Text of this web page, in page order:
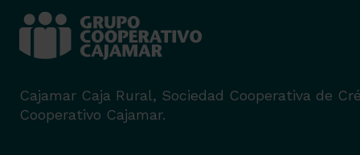
Cajamar Caja Rural, Sociedad Cooperativa de
Cooperativo Cajamar.